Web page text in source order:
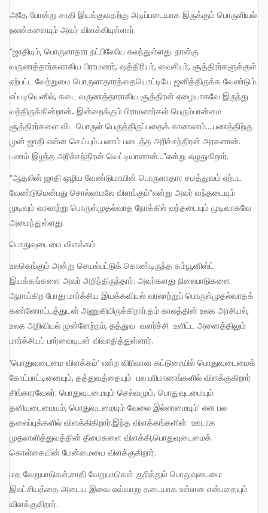
அதே போன்று சாதி இயங்குவதற்கு அடிப்படையாக இருக்கும் பொருளியல்
நலன்களையும் அவர் விளக்கியுள்ளார்.
“ஜாதியும், பொருளாதார நட்பிலேயே கலந்துள்ளது. நான்கு
வருணத்தார்களாகிய பிராமணர், ஷத்திரியர், வைசியர், சூத்திரர்களுக்குள்
ஏற்பட்ட வேற்றுமை பொருளாதாரத்தையொட்டியே ஜனித்திருக்க வேண்டும்.
எப்படியெனில், கடை வருணத்தாராகிய சூத்திரன் ஏழையாகவே இருந்து
வந்திருக்கின்றான். இன்றைக்கும் பிராமணர்கள் பெரும்பான்மை
சூத்திரர்களை விட பொருள் பெருத்திருப்பதைக் காணலாம்….பணத்திற்கு
முன் ஜாதி என்ன செய்யும்..பணம் படைத்த அரிச்சந்திரன் அரசனான்.
பணம் இழந்த அரிச்சந்திரன் வெட்டியானான்…”என்று எழுதுகிறார்.
“ஆதலின் ஜாதி ஒழிய வேண்டுமாயின் பொருளாதார சமத்துவம் ஏற்பட
வேண்டுமென்பது சொல்லாமலே விளங்கும்”என்று அவர் வந்தடையும்
முடிவும் வரலாற்று பொருள்முதல்வாத நோக்கில் வந்தடையும் முடிவாகவே
அமைந்துள்ளது.
பொதுவுடைமை விளக்கம்
உலகெங்கும் அன்று செயல்பட்டுக் கொண்டிருந்த கம்யூனிஸ்ட்
இயக்கங்களை அவர் அறிந்திருந்தார். அவர்களது நிலைபாடுகளை
ஆராய்கிற போது மார்க்சிய இயக்கவியல் வரலாற்றுப் பொருள்முதல்வாதக்
கண்ணோட்டத்துடன் அணுகியிருக்கிறார்.தம் காலத்தின் உலக அரசியல்,
உலக அறிவியல் முன்னேற்றம், தத்துவ வளர்ச்சி உளிட்ட அனைத்திலும்
மார்க்சியப் பார்வையுடன் விவாதித்துள்ளார்.
‘பொதுவுடைமை விளக்கம்’ என்ற விரிவான கட்டுரையில் பொதுவுடைமைக்
கோட்பாட்டினையும், தத்துவத்தையும் பல பரிமாணங்களில் விளக்குகிறார்
சிங்காரவேலர். பொதுவுடமையும் செல்வமும், பொதுவுடமையும்
தனியுடைமையும், பொதுவுடமையும் வேலை இல்லாமையும்’ என பல
தலைப்புக்களில் விளக்கிகிறார்.இந்த விளக்கங்களின் ஊடாக
முதலாளித்துவத்தின் தீமைகளை விளக்கி,பொதுவுடைமைக்
கொள்கையின் மேன்மையை விளக்குகிறார்.
மத வேறுபாடுகள்,சாதி வேறுபாடுகள் குறித்தும் பொதுவுடைமை
இலட்சியத்தை அடைய இவை எவ்வாறு தடையாக உள்ளன என்பதையும்
விளக்குகிறார்.